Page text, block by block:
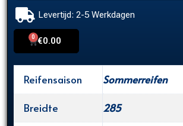
Levertijd: 2-5 Werkdagen
€0.00
0
Cart
Reifensaison
Sommerreifen
Breidte
285